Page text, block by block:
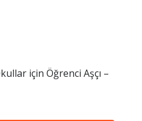
için Öğrenci Aşçı –